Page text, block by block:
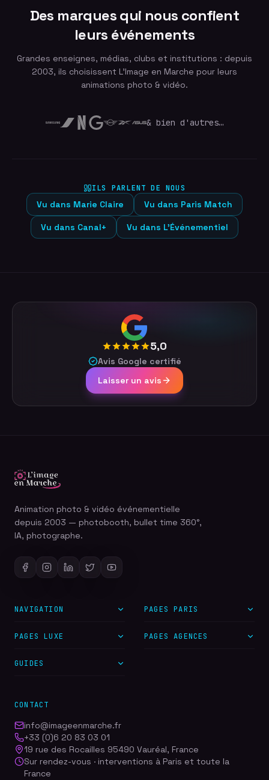
Des marques qui nous confient
leurs événements
Grandes enseignes, médias, clubs et institutions : depuis
2003, ils choisissent L'Image en Marche pour leurs
animations photo & vidéo.
& bien d'autres…
ILS PARLENT DE NOUS
Vu dans Marie Claire Vu dans Paris Match
Vu dans Canal+ Vu dans L'Événementiel
5,0
Avis Google certifié
Laisser un avis
Animation photo & vidéo événementielle
depuis 2003 — photobooth, bullet time 360°,
IA, photographe.
NAVIGATION PAGES PARIS
PAGES LUXE PAGES AGENCES
GUIDES
CONTACT
info@imageenmarche.fr
+33 (0)6 20 83 03 01
19 rue des Rocailles 95490 Vauréal, France
Sur rendez-vous · interventions à Paris et toute la
France